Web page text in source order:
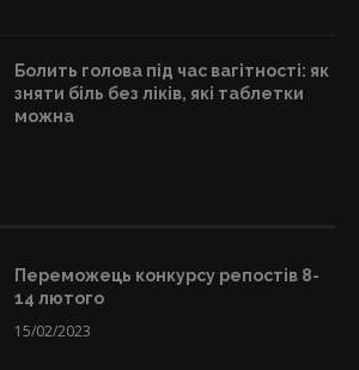
Болить голова під час вагітності: як
зняти біль без ліків, які таблетки
можна
Переможець конкурсу репостів 8-
14 лютого
15/02/2023